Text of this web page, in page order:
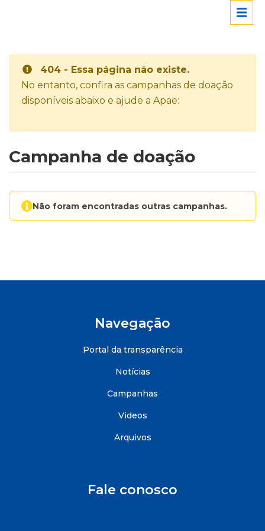
404 - Essa página não existe.
No entanto, confira as campanhas de doação
disponíveis abaixo e ajude a Apae:
Campanha de doação
Não foram encontradas outras campanhas.
Navegação
Portal da transparência
Notícias
Campanhas
Videos
Arquivos
Fale conosco